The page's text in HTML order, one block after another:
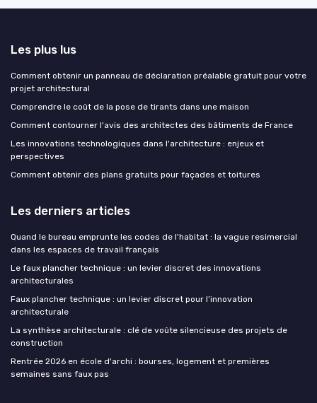
Les plus lus
Comment obtenir un panneau de déclaration préalable gratuit pour votre
projet architectural
Comprendre le coût de la pose de tirants dans une maison
Comment contourner l'avis des architectes des bâtiments de France
Les innovations technologiques dans l'architecture : enjeux et
perspectives
Comment obtenir des plans gratuits pour façades et toitures
Les derniers articles
Quand le bureau emprunte les codes de l'habitat : la vague resimercial
dans les espaces de travail français
Le faux plancher technique : un levier discret des innovations
architecturales
Faux plancher technique : un levier discret pour l’innovation
architecturale
La synthèse architecturale : clé de voûte silencieuse des projets de
construction
Rentrée 2026 en école d'archi : bourses, logement et premières
semaines sans faux pas